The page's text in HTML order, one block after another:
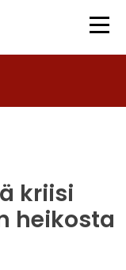
kriisi
heikosta